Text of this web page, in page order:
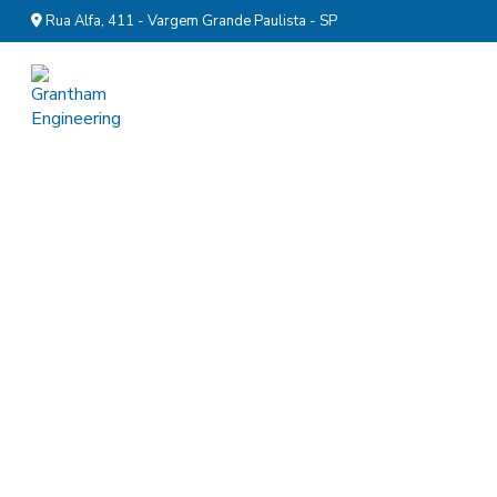
Rua Alfa, 411 - Vargem Grande Paulista - SP